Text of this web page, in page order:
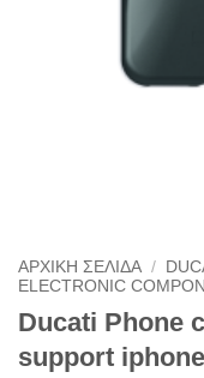
ΑΡΧΙΚΗ ΣΕΛΙΔΑ /
ELECTRONIC
Ducati Phone
support